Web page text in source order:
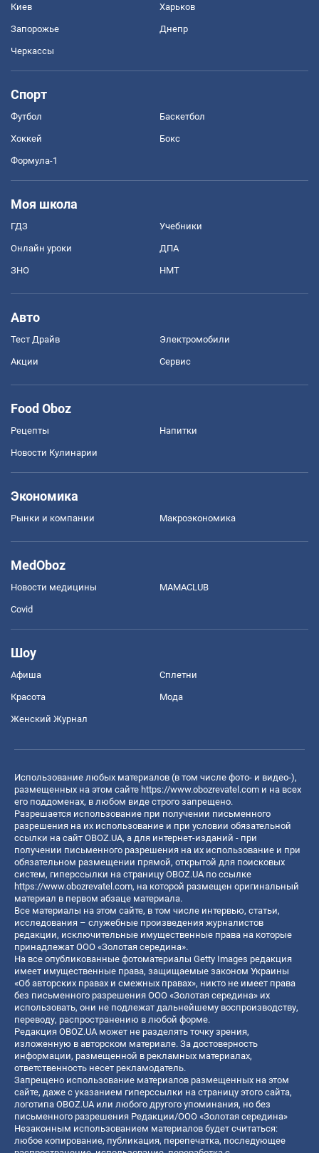
Киев Харьков
Запорожье Днепр
Черкассы
Спорт
Футбол Баскетбол
Хоккей Бокс
Формула-1
Моя школа
ГДЗ Учебники
Онлайн уроки ДПА
ЗНО НМТ
Авто
Тест Драйв Электромобили
Акции Сервис
Food Oboz
Рецепты Напитки
Новости Кулинарии
Экономика
Рынки и компании Mакроэкономика
MedOboz
Новости медицины MAMACLUB
Covid
Шоу
Афиша Сплетни
Красота Мода
Женский Журнал
Использование любых материалов (в том числе фото- и видео-),
размещенных на этом сайте https://www.obozrevatel.com и на всех
его поддоменах, в любом виде строго запрещено.
Разрешается использование при получении письменного
разрешения на их использование и при условии обязательной
ссылки на сайт OBOZ.UA, а для интернет-изданий - при
получении письменного разрешения на их использование и при
обязательном размещении прямой, открытой для поисковых
систем, гиперссылки на страницу OBOZ.UA по ссылке
https://www.obozrevatel.com, на которой размещен оригинальный
материал в первом абзаце материала.
Все материалы на этом сайте, в том числе интервью, статьи,
исследования – служебные произведения журналистов
редакции, исключительные имущественные права на которые
принадлежат ООО «Золотая середина».
На все опубликованные фотоматериалы Getty Images редакция
имеет имущественные права, защищаемые законом Украины
«Об авторских правах и смежных правах», никто не имеет права
без письменного разрешения ООО «Золотая середина» их
использовать, они не подлежат дальнейшему воспроизводству,
переводу, распространению в любой форме.
Редакция OBOZ.UA может не разделять точку зрения,
изложенную в авторском материале. За достоверность
информации, размещенной в рекламных материалах,
ответственность несет рекламодатель.
Запрещено использование материалов размещенных на этом
сайте, даже с указанием гиперссылки на страницу этого сайта,
логотипа OBOZ.UA или любого другого упоминания, но без
письменного разрешения Редакции/ООО «Золотая середина»
Незаконным использованием материалов будет считаться:
любое копирование, публикация, перепечатка, последующее